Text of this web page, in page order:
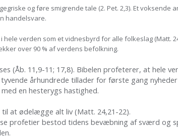
og føre smigrende tale (2. Pet. 2,3). Et
handelsvare.
verden som et vidnesbyrd for alle folkeslag (Matt.
over 90 % af verdens befolkning.
(Åb. 11,9-11; 17,8). Bibelen profeterer, at hele
århundrede tillader for første gang
en hesterygs hastighed.
til at ødelægge alt liv (Matt. 24,21-22).
profetier bestod tidens bevæbning af sværd og